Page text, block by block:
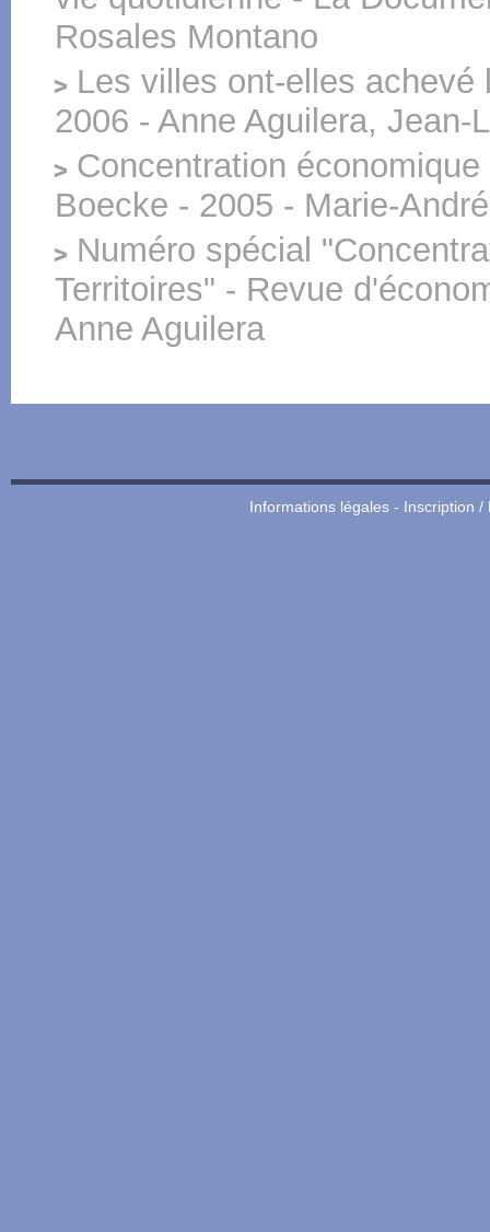
Rosales Montano
Les villes ont-elles
2006 - Anne Aguilera, Jean-
Concentration
Boecke - 2005 - Marie-
Numéro spécial
Territoires" - Revue
Anne Aguilera
Informations légales- Inscription